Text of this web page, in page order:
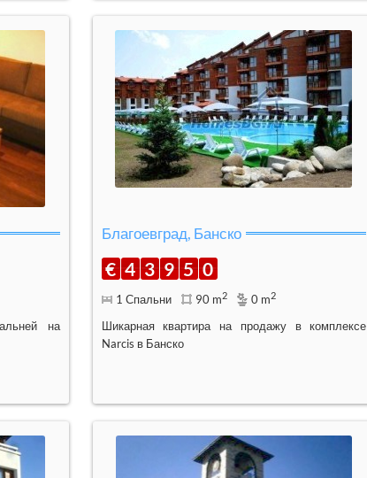
на
Благоевград, Банско
€ 4 3 9 5 0
1 Спальни 90 m2 0 m2
Шикарная квартира на продажу в комплексе
Narcis в Банско